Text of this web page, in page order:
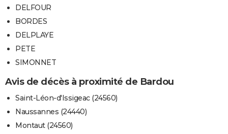
DELFOUR
BORDES
DELPLAYE
PETE
SIMONNET
Avis de décès à proximité de Bardou
Saint-Léon-d'Issigeac (24560)
Naussannes (24440)
Montaut (24560)